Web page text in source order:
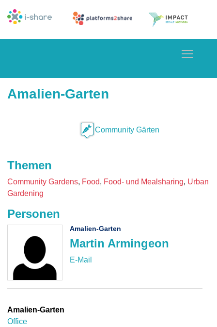
Amalien-Garten
Community Gärten
Themen
Community Gardens Food Food- und Mealsharing Urban
Gardening
Personen
Martin Armingeon
Amalien-Garten
Amalien-Garten
Office